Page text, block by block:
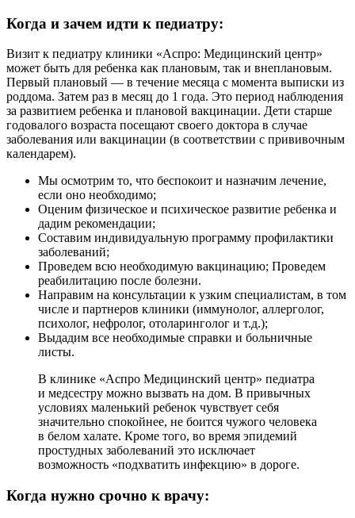
Когда и зачем идти к педиатру:
Визит к педиатру клиники «Аспро: Медицинский центр»
может быть для ребенка как плановым, так и внеплановым.
Первый плановый — в течение месяца с момента выписки из
роддома. Затем раз в месяц до 1 года. Это период наблюдения
за развитием ребенка и плановой вакцинации. Дети старше
годовалого возраста посещают своего доктора в случае
заболевания или вакцинации (в соответствии с прививочным
календарем).
Мы осмотрим то, что беспокоит и назначим лечение,
если оно необходимо;
Оценим физическое и психическое развитие ребенка и
дадим рекомендации;
Составим индивидуальную программу профилактики
заболеваний;
Проведем всю необходимую вакцинацию; Проведем
реабилитацию после болезни.
Направим на консультации к узким специалистам, в том
числе и партнеров клиники (иммунолог, аллерголог,
психолог, нефролог, отоларинголог и т.д.);
Выдадим все необходимые справки и больничные
листы.
В клинике «Аспро Медицинский центр» педиатра
и медсестру можно вызвать на дом. В привычных
условиях маленький ребенок чувствует себя
значительно спокойнее, не боится чужого человека
в белом халате. Кроме того, во время эпидемий
простудных заболеваний это исключает
возможность «подхватить инфекцию» в дороге.
Когда нужно срочно к врачу: